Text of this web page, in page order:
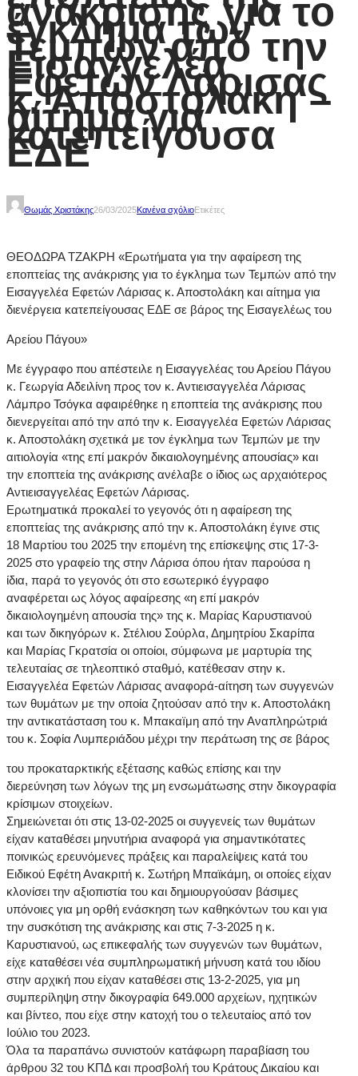
ανάκρισης για το
έγκλημα των
Τεμπών από την
Εισαγγελέα
Εφετών Λάρισας
κ. Αποστολάκη –
αίτημα για
κατεπείγουσα
ΕΔΕ
Θωμάς Χριστάκης26/03/2025Κανένα σχόλιοΕτικέτες
ΘΕΟΔΩΡΑ ΤΖΑΚΡΗ «Ερωτήματα για την αφαίρεση της
εποπτείας της ανάκρισης για το έγκλημα των Τεμπών από την
Εισαγγελέα Εφετών Λάρισας κ. Αποστολάκη και αίτημα για
διενέργεια κατεπείγουσας ΕΔΕ σε βάρος της Εισαγελέως του
Αρείου Πάγου»
Με έγγραφο που απέστειλε η Εισαγγελέας του Αρείου Πάγου
κ. Γεωργία Αδειλίνη προς τον κ. Αντιεισαγγελέα Λάρισας
Λάμπρο Τσόγκα αφαιρέθηκε η εποπτεία της ανάκρισης που
διενεργείται από την από την κ. Εισαγγελέα Εφετών Λάρισας
κ. Αποστολάκη σχετικά με τον έγκλημα των Τεμπών με την
αιτιολογία «της επί μακρόν δικαιολογημένης απουσίας» και
την εποπτεία της ανάκρισης ανέλαβε ο ίδιος ως αρχαιότερος
Αντιεισαγγελέας Εφετών Λάρισας.
Ερωτηματικά προκαλεί το γεγονός ότι η αφαίρεση της
εποπτείας της ανάκρισης από την κ. Αποστολάκη έγινε στις
18 Μαρτίου του 2025 την επομένη της επίσκεψης στις 17-3-
2025 στο γραφείο της στην Λάρισα όπου ήταν παρούσα η
ίδια, παρά το γεγονός ότι στο εσωτερικό έγγραφο
αναφέρεται ως λόγος αφαίρεσης «η επί μακρόν
δικαιολογημένη απουσία της» της κ. Μαρίας Καρυστιανού
και των δικηγόρων κ. Στέλιου Σούρλα, Δημητρίου Σκαρίπα
και Μαρίας Γκρατσία οι οποίοι, σύμφωνα με μαρτυρία της
τελευταίας σε τηλεοπτικό σταθμό, κατέθεσαν στην κ.
Εισαγγελέα Εφετών Λάρισας αναφορά-αίτηση των συγγενών
των θυμάτων με την οποία ζητούσαν από την κ. Αποστολάκη
την αντικατάσταση του κ. Μπακαïμη από την Αναπληρώτριά
του κ. Σοφία Λυμπεριάδου μέχρι την περάτωση της σε βάρος
του προκαταρκτικής εξέτασης καθώς επίσης και την
διερεύνηση των λόγων της μη ενσωμάτωσης στην δικογραφία
κρίσιμων στοιχείων.
Σημειώνεται ότι στις 13-02-2025 οι συγγενείς των θυμάτων
είχαν καταθέσει μηνυτήρια αναφορά για σημαντικότατες
ποινικώς ερευνόμενες πράξεις και παραλείψεις κατά του
Ειδικού Εφέτη Ανακριτή κ. Σωτήρη Μπαϊκάμη, οι οποίες είχαν
κλονίσει την αξιοπιστία του και δημιουργούσαν βάσιμες
υπόνοιες για μη ορθή ενάσκηση των καθηκόντων του και για
την συσκότιση της ανάκρισης και στις 7-3-2025 η κ.
Καρυστιανού, ως επικεφαλής των συγγενών των θυμάτων,
είχε καταθέσει νέα συμπληρωματική μήνυση κατά του ιδίου
στην αρχική που είχαν καταθέσει στις 13-2-2025, για μη
συμπερίληψη στην δικογραφία 649.000 αρχείων, ηχητικών
και βίντεο, που είχε στην κατοχή του ο τελευταίος από τον
Ιούλιο του 2023.
Όλα τα παραπάνω συνιστούν κατάφωρη παραβίαση του
άρθρου 32 του ΚΠΔ και προσβολή του Κράτους Δικαίου και